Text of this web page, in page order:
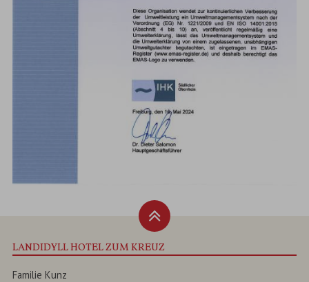
LANDIDYLL HOTEL ZUM KREUZ
Familie Kunz